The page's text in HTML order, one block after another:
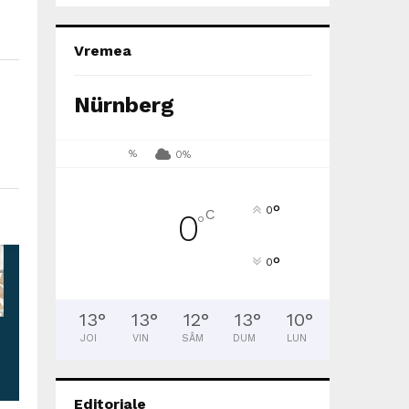
Vremea
Nürnberg
% 0%
0°C 0°
0°
13°
JOI
13°
VIN
12°
SÂM
13°
DUM
10°
LUN
Editoriale